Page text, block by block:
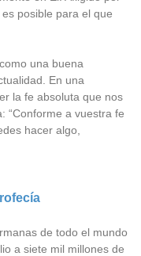
posible para el que
una buena
En una
la fe absoluta que nos
“Conforme a vuestra fe
hacer algo,
de todo el mundo
a siete mil millones de